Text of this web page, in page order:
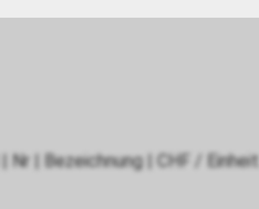
| Nr | Bezeichnung| CHF / Einheit